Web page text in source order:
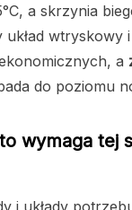
a skrzynia
układ wtryskowy
a
do poziomu
wymaga tej
i układy